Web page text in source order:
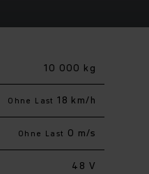
10 000 kg
Ohne Last 18 km/h
Ohne Last 0 m/s
48 V